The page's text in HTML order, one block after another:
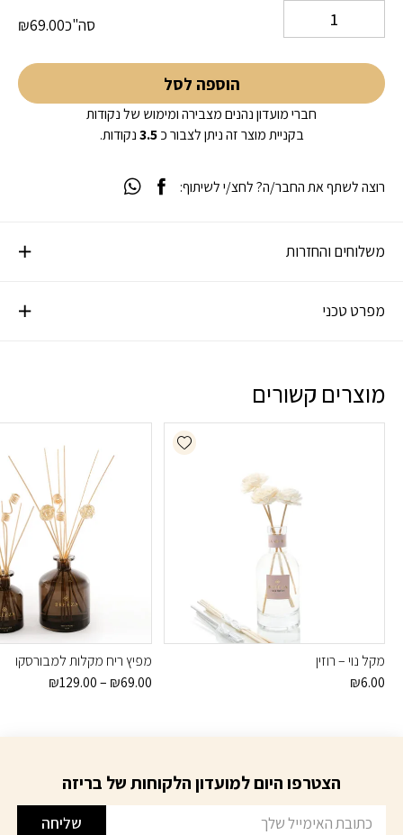
סה"כ ₪69.00
הוספה לסל
חברי מועדון נהנים מצבירה ומימוש של נקודות
בקניית מוצר זה ניתן לצבור כ3.5נקודות.
משלוחים והחזרות
מפרט טכני
רוצה לשתף את החבר/ה? לחצ/י לשיתוף:
מוצרים קשורים
Add wishlist
מקל נוי – רוזין
₪6.00
מפיץ ריח מקלות למבורסקו
₪69.00
–
₪129.00 טווח
עד
סוגים.
ניתן
הצטרפו היום למועדון הלקוחות של בריזה
שליחה